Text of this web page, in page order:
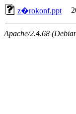
z�rokonf.ppt
Apache/2.4.68